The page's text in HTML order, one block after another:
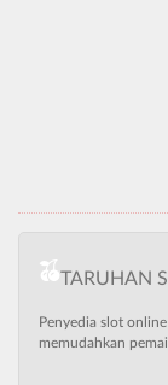
TARUHAN
Penyedia slot
memudahkan